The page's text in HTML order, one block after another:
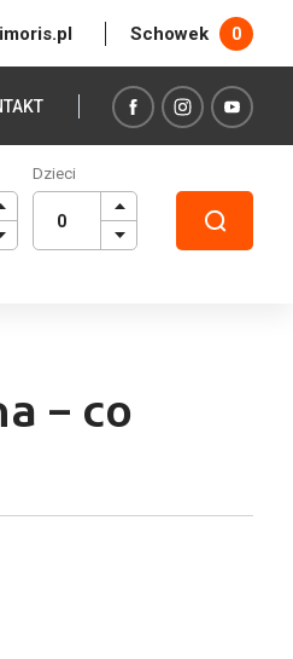
Schowek 0
Dzieci
– co